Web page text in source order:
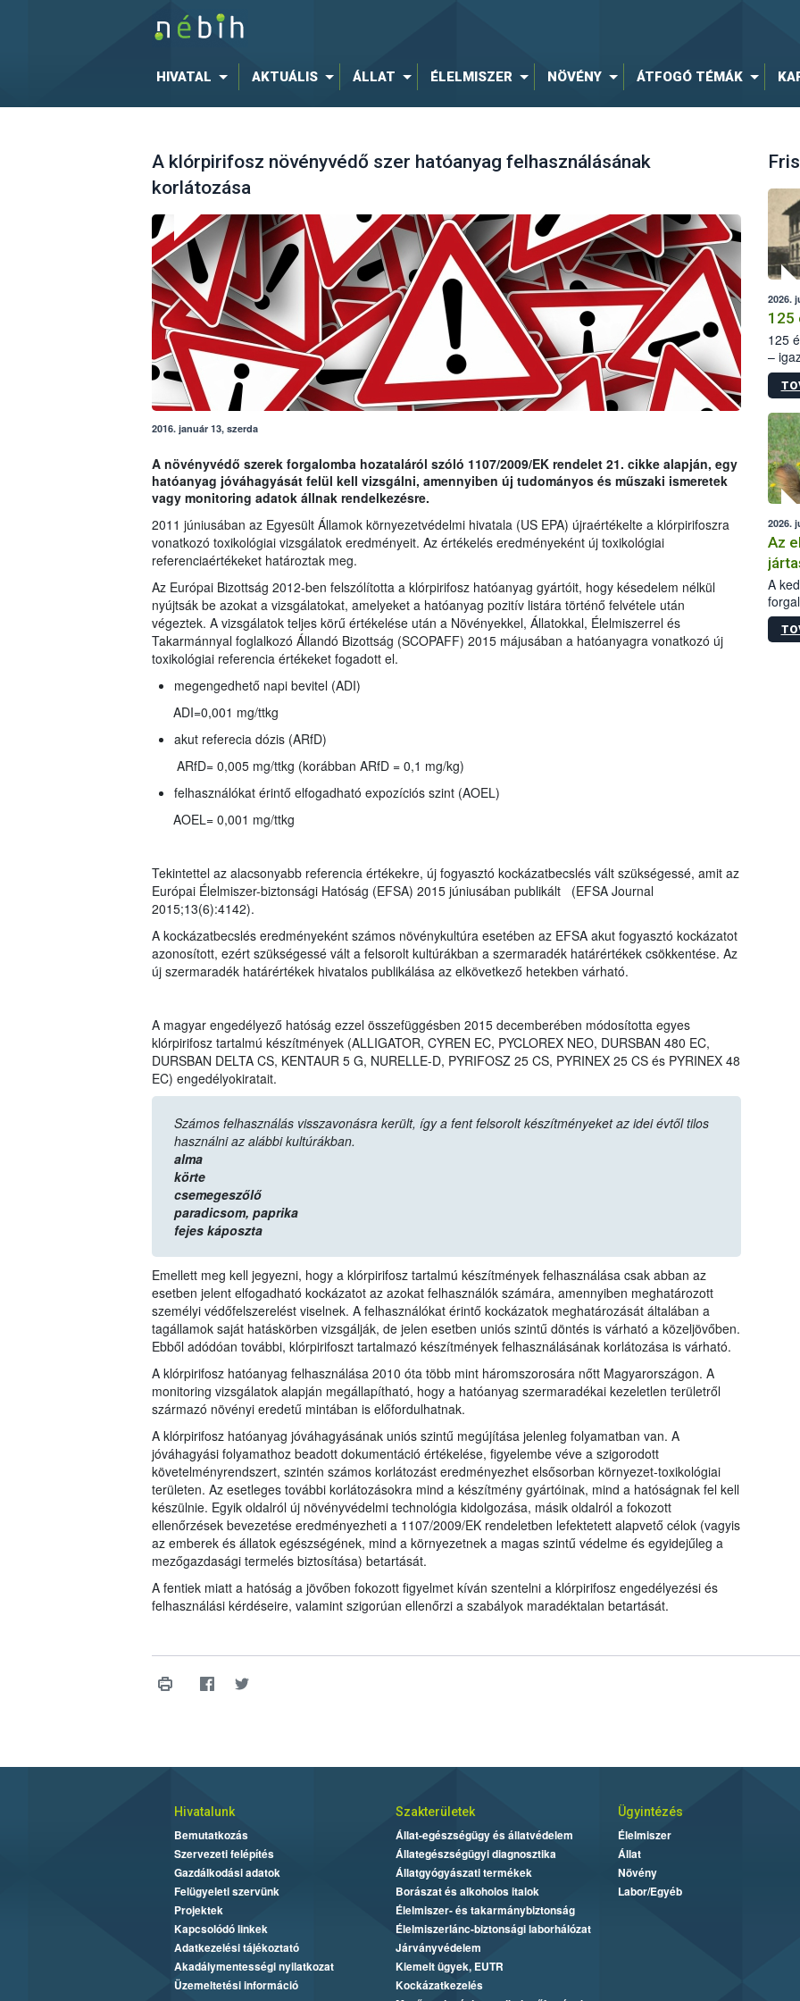
HIVATAL AKTUÁLIS ÁLLAT ÉLELMISZER NÖVÉNY ÁTFOGÓ TÉMÁK
A klórpirifosz növényvédő szer hatóanyag felhasználásának
korlátozása
2016. január 13, szerda
A növényvédő szerek forgalomba hozataláról szóló 1107/2009/EK rendelet 21. cikke alapján, egy
hatóanyag jóváhagyását felül kell vizsgálni, amennyiben új tudományos és műszaki ismeretek
vagy monitoring adatok állnak rendelkezésre.
2011 júniusában az Egyesült Államok környezetvédelmi hivatala (US EPA) újraértékelte a klórpirifoszra
vonatkozó toxikológiai vizsgálatok eredményeit. Az értékelés eredményeként új toxikológiai
referenciaértékeket határoztak meg.
Az Európai Bizottság 2012-ben felszólította a klórpirifosz hatóanyag gyártóit, hogy késedelem nélkül
nyújtsák be azokat a vizsgálatokat, amelyeket a hatóanyag pozitív listára történő felvétele után
végeztek. A vizsgálatok teljes körű értékelése után a Növényekkel, Állatokkal, Élelmiszerrel és
Takarmánnyal foglalkozó Állandó Bizottság (SCOPAFF) 2015 májusában a hatóanyagra vonatkozó új
toxikológiai referencia értékeket fogadott el.
megengedhető napi bevitel (ADI)
ADI=0,001 mg/ttkg
akut referecia dózis (ARfD)
ARfD= 0,005 mg/ttkg (korábban ARfD = 0,1 mg/kg)
felhasználókat érintő elfogadható expozíciós szint (AOEL)
AOEL= 0,001 mg/ttkg
Tekintettel az alacsonyabb referencia értékekre, új fogyasztó kockázatbecslés vált szükségessé, amit az
Európai Élelmiszer-biztonsági Hatóság (EFSA) 2015 júniusában publikált (EFSA Journal
2015;13(6):4142).
A kockázatbecslés eredményeként számos növénykultúra esetében az EFSA akut fogyasztó kockázatot
azonosított, ezért szükségessé vált a felsorolt kultúrákban a szermaradék határértékek csökkentése. Az
új szermaradék határértékek hivatalos publikálása az elkövetkező hetekben várható.
A magyar engedélyező hatóság ezzel összefüggésben 2015 decemberében módosította egyes
klórpirifosz tartalmú készítmények (ALLIGATOR, CYREN EC, PYCLOREX NEO, DURSBAN 480 EC,
DURSBAN DELTA CS, KENTAUR 5 G, NURELLE-D, PYRIFOSZ 25 CS, PYRINEX 25 CS és PYRINEX 48
EC) engedélyokiratait.
Számos felhasználás visszavonásra került, így a fent felsorolt készítményeket az idei évtől tilos
használni az alábbi kultúrákban.
alma
körte
csemegeszőlő
paradicsom, paprika
fejes káposzta
Emellett meg kell jegyezni, hogy a klórpirifosz tartalmú készítmények felhasználása csak abban az
esetben jelent elfogadható kockázatot az azokat felhasználók számára, amennyiben meghatározott
személyi védőfelszerelést viselnek. A felhasználókat érintő kockázatok meghatározását általában a
tagállamok saját hatáskörben vizsgálják, de jelen esetben uniós szintű döntés is várható a közeljövőben.
Ebből adódóan további, klórpirifoszt tartalmazó készítmények felhasználásának korlátozása is várható.
A klórpirifosz hatóanyag felhasználása 2010 óta több mint háromszorosára nőtt Magyarországon. A
monitoring vizsgálatok alapján megállapítható, hogy a hatóanyag szermaradékai kezeletlen területről
származó növényi eredetű mintában is előfordulhatnak.
A klórpirifosz hatóanyag jóváhagyásának uniós szintű megújítása jelenleg folyamatban van. A
jóváhagyási folyamathoz beadott dokumentáció értékelése, figyelembe véve a szigorodott
követelményrendszert, szintén számos korlátozást eredményezhet elsősorban környezet-toxikológiai
területen. Az esetleges további korlátozásokra mind a készítmény gyártóinak, mind a hatóságnak fel kell
készülnie. Egyik oldalról új növényvédelmi technológia kidolgozása, másik oldalról a fokozott
ellenőrzések bevezetése eredményezheti a 1107/2009/EK rendeletben lefektetett alapvető célok (vagyis
az emberek és állatok egészségének, mind a környezetnek a magas szintű védelme és egyidejűleg a
mezőgazdasági termelés biztosítása) betartását.
A fentiek miatt a hatóság a jövőben fokozott figyelmet kíván szentelni a klórpirifosz engedélyezési és
felhasználási kérdéseire, valamint szigorúan ellenőrzi a szabályok maradéktalan betartását.
2026.
125
125
–
15.
2026.
Az
A
Hivatalunk
Bemutatkozás
Szervezeti felépítés
Gazdálkodási adatok
Felügyeleti szervünk
Projektek
Kapcsolódó linkek
Adatkezelési tájékoztató
Akadálymentességi nyilatkozat
Üzemeltetési információ
Szakterületek
Állat-egészségügy és állatvédelem
Állategészségügyi diagnosztika
Állatgyógyászati termékek
Borászat és alkoholos italok
Élelmiszer- és takarmánybiztonság
Élelmiszerlánc-biztonsági laborhálózat
Járványvédelem
Kiemelt ügyek, EUTR
Kockázatkezelés
Ügyintézés
Élelmiszer
Állat
Növény
Labor/Egyéb